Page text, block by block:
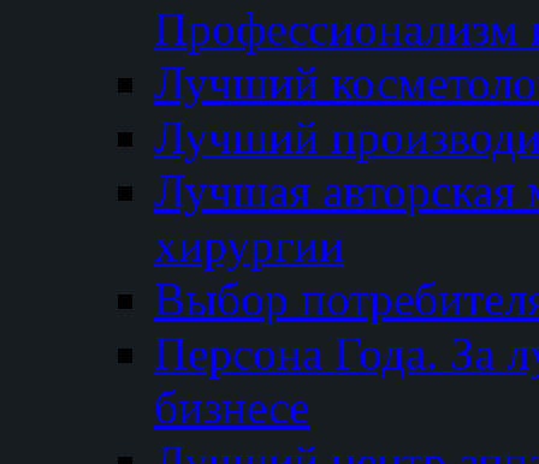
Профессионализм
Лучший
Лучший
Лучшая авторская
хирургии
Выбор
Персона Года. За
бизнесе